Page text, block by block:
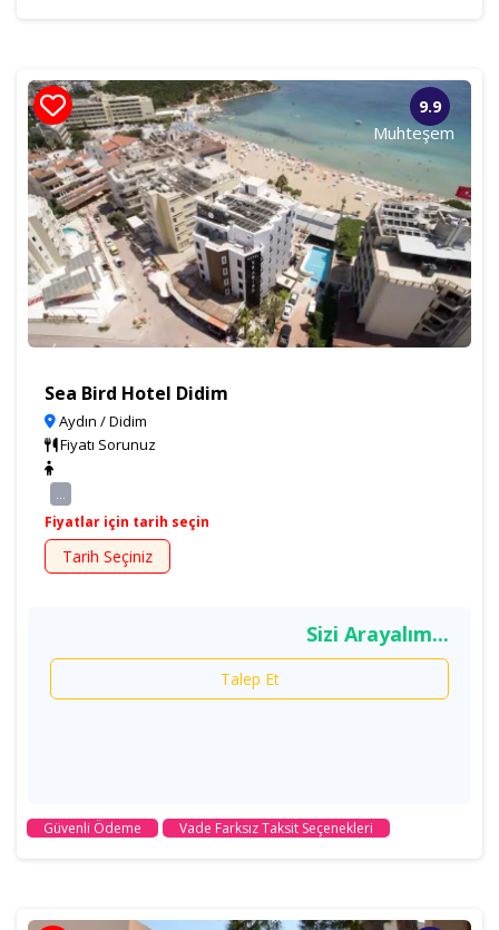
9.9
Muhteşem
Sea Bird Hotel Didim
Aydın / Didim
Fiyatı Sorunuz
...
Fiyatlar için tarih seçin
Tarih Seçiniz
Sizi Arayalım...
Talep Et
Güvenli Ödeme Vade Farksız Taksit Seçenekleri